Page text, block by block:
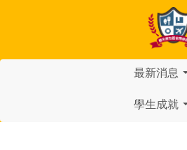
最新消息
學生成就